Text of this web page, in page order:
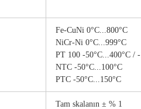
Fe-CuNi 0°C...800°C
NiCr-Ni 0°C...999°C
PT 100 -50°C...400°C /
NTC -50°C...100°C
PTC -50°C...150°C
Tam skalanın ± % 1